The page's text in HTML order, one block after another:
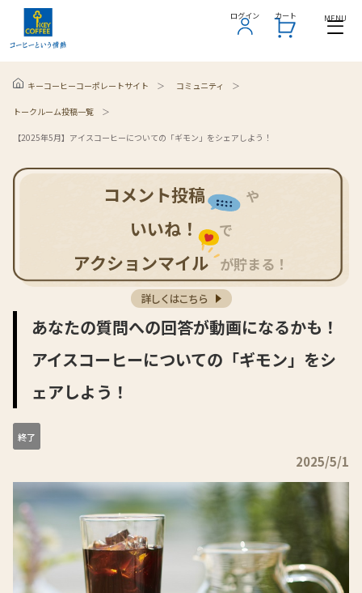
ログイン カート MENU
ログイン カート MENU
キーコーヒーコーポレートサイト コミュニティ
トークルーム投稿一覧
【2025年5月】アイスコーヒーについての「ギモン」をシェアしよう！
コメント投稿 や
いいね！ で
アクションマイル が貯まる！
詳しくはこちら
あなたの質問への回答が動画になるかも！
アイスコーヒーについての「ギモン」をシ
ェアしよう！
終了
2025/5/1